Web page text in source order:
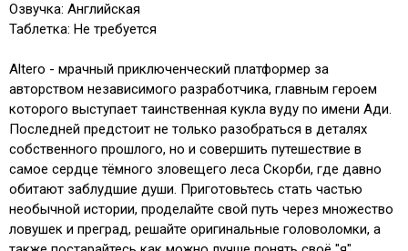
Озвучка: Английская
Таблетка: Не требуется
Altero - мрачный приключенческий платформер за
авторством независимого разработчика, главным героем
которого выступает таинственная кукла вуду по имени Ади.
Последней предстоит не только разобраться в деталях
собственного прошлого, но и совершить путешествие в
самое сердце тёмного зловещего леса Скорби, где давно
обитают заблудшие души. Приготовьтесь стать частью
необычной истории, проделайте свой путь через множество
ловушек и преград, решайте оригинальные головоломки, а